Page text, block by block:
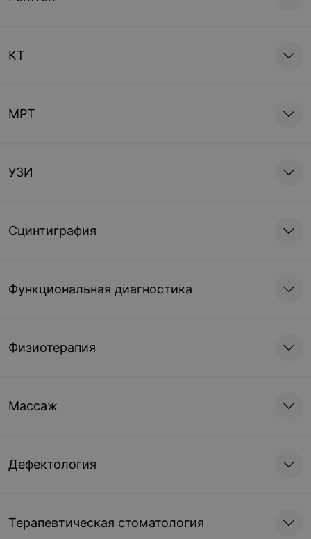
КТ
МРТ
УЗИ
Сцинтиграфия
Функциональная диагностика
Физиотерапия
Массаж
Дефектология
Терапевтическая стоматология